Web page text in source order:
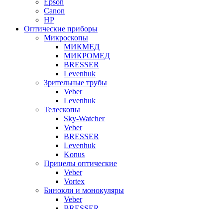
Epson
Canon
HP
Оптические приборы
Микроскопы
МИКМЕД
МИКРОМЕД
BRESSER
Levenhuk
Зрительные трубы
Veber
Levenhuk
Телескопы
Sky-Watcher
Veber
BRESSER
Levenhuk
Konus
Прицелы оптические
Veber
Vortex
Бинокли и монокуляры
Veber